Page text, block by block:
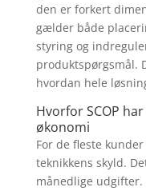
den er forkert
gælder både
styring og
produktspørgsmål.
hvordan hele
Hvorfor SCOP
økonomi
For de fleste
teknikkens skyld.
månedlige udgifter.